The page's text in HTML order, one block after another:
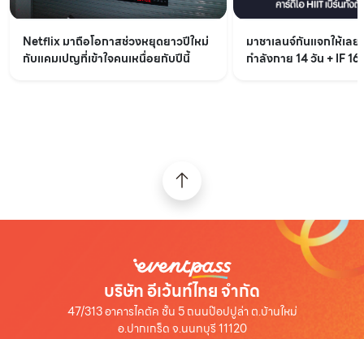
Netflix มาถือโอกาสช่วงหยุดยาวปีใหม่
กับแคมเปญที่เข้าใจคนเหนื่อยกับปีนี้
มาชาเลนจ์กันแจกให้เล
กำลังกาย 14 วัน + IF
บริษัท อีเว้นท์ไทย จำกัด
47/313 อาคารไคตัค ชั้น 5 ถนนป๊อปปูล่า ต.บ้านใหม่
อ.ปากเกร็ด จ.นนทบุรี 11120